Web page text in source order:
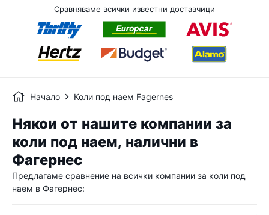
Сравняваме всички известни доставчици
Начало Коли под наем Fagernes
Някои от нашите компании за
коли под наем, налични в
Фагернес
Предлагаме сравнение на всички компании за коли под
наем в Фагернес: